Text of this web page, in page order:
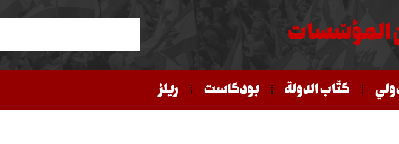
كتّاب الدولة بودكاست ريلز